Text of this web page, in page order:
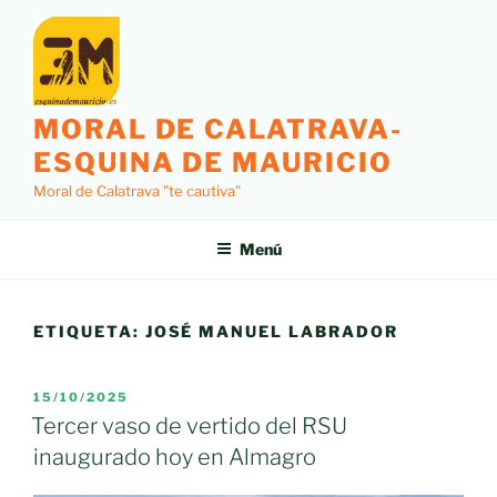
contenido
MORAL DE CALATRAVA-
ESQUINA DE MAURICIO
Moral de Calatrava "te cautiva"
Menú
ETIQUETA: JOSÉ MANUEL LABRADOR
PUBLICADO
EL
15/10/2025
Tercer vaso de vertido del RSU
inaugurado hoy en Almagro